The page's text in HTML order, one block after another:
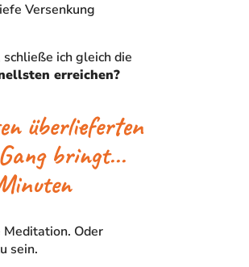
Versenkung
ich gleich die
erreichen?
überlieferten
bringt...
Meditation. Oder
sein.